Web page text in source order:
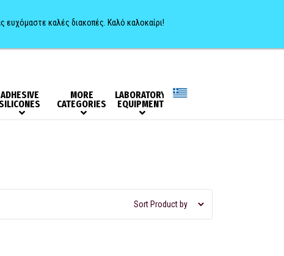
0
ADHESIVE MORE
CATEGORIES
LABORATORY
EQUIPMENT
ευχόμαστε καλές διακοπές. Καλό καλοκαίρι!